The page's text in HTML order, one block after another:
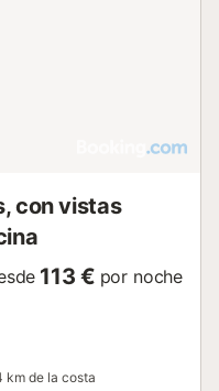
con vistas
113 € por noche
km de la costa